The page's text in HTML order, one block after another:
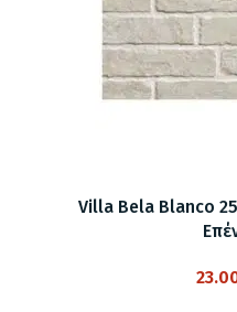
Villa Bela Blanco